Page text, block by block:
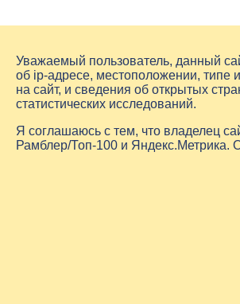
Уважаемый пользователь, данный
об ip-адресе, местоположении, типе
на сайт, и сведения об открытых
статистических исследований.
Я соглашаюсь с тем, что владелец
Рамблер/Топ-100 и Яндекс.Метрика.